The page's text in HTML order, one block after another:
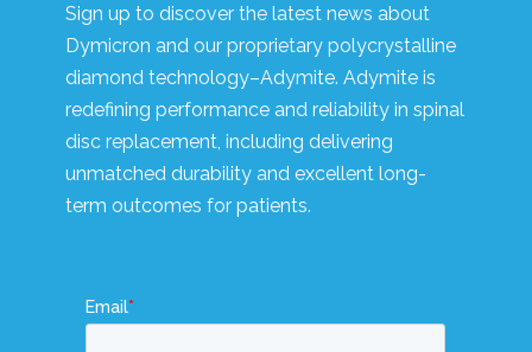
Sign up to discover the latest news about
Dymicron and our proprietary polycrystalline
diamond technology–Adymite. Adymite is
redefining performance and reliability in spinal
disc replacement, including delivering
unmatched durability and excellent long-
term outcomes for patients.